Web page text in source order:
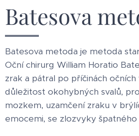
Batesova
Batesova metoda je metoda
Oční chirurg William Horatio
zrak a pátral po příčinách očních
důležitost okohybných svalů,
mozkem, uzamčení zraku v
emocemi, se zlozvyky špatného